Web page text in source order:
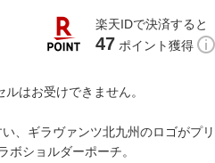
楽天IDで決済すると
47 ポイント獲得
はお受けできません。
、ギラヴァンツ北九州のロゴがプリ
ボショルダーポーチ。